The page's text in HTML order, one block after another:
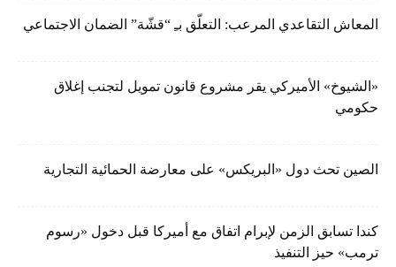
المعاش التقاعدي المرعب: التعلّق بـِ “قشّة” الضمان الاجتماعي
«الشيوخ» الأميركي يقر مشروع قانون تمويل لتجنب إغلاق
حكومي
الصين تحث دول «البريكس» على معارضة الحمائية التجارية
كندا تسابق الزمن لإبرام اتفاق مع أميركا قبل دخول «رسوم
ترمب» حيز التنفيذ